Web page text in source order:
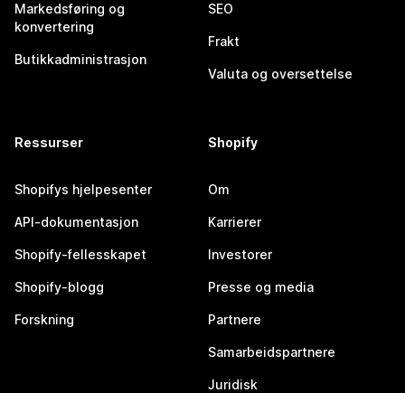
Markedsføring og
konvertering
Butikkadministrasjon
SEO
Frakt
Valuta og oversettelse
Ressurser
Shopifys hjelpesenter
API-dokumentasjon
Shopify-fellesskapet
Shopify-blogg
Forskning
Shopify
Om
Karrierer
Investorer
Presse og media
Partnere
Samarbeidspartnere
Juridisk